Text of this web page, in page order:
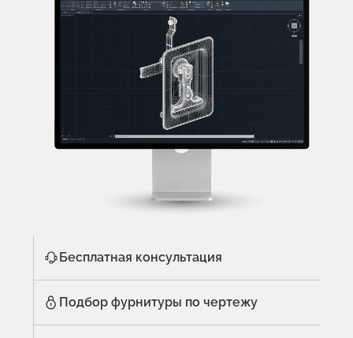
Бесплатная консультация
Подбор фурнитуры по чертежу